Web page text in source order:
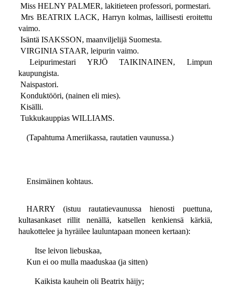
Miss HELNY PALMER, lakitieteen professori, pormestari.
Mrs BEATRIX LACK, Harryn kolmas, laillisesti eroitettu
vaimo.
Isäntä ISAKSSON, maanviljelijä Suomesta.
VIRGINIA STAAR, leipurin vaimo.
Leipurimestari YRJÖ TAIKINAINEN, Limpun
kaupungista.
Naispastori.
Konduktööri, (nainen eli mies).
Kisälli.
Tukkukauppias WILLIAMS.
(Tapahtuma Ameriikassa, rautatien vaunussa.)
Ensimäinen kohtaus.
HARRY (istuu rautatievaunussa hienosti puettuna,
kultasankaset rillit nenällä, katsellen kenkiensä kärkiä,
haukottelee ja hyräilee lauluntapaan moneen kertaan):
Itse leivon liebuskaa,
Kun ei oo mulla maaduskaa (ja sitten)
Kaikista kauhein oli Beatrix häijy;